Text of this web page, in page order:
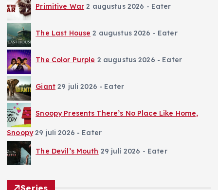
Primitive War 2 augustus 2026 - Eater
The Last House 2 augustus 2026 - Eater
The Color Purple 2 augustus 2026 - Eater
Giant 29 juli 2026 - Eater
Snoopy Presents There’s No Place Like Home,
Snoopy 29 juli 2026 - Eater
The Devil’s Mouth 29 juli 2026 - Eater
Series